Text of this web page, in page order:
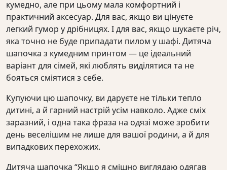
кумедно, але при цьому мала комфортний і
практичний аксесуар. Для вас, якщо ви цінуєте
легкий гумор у дрібницях. І для вас, якщо шукаєте річ,
яка точно не буде припадати пилом у шафі. Дитяча
шапочка з кумедним принтом — це ідеальний
варіант для сімей, які люблять виділятися та не
бояться сміятися з себе.
Купуючи цю шапочку, ви даруєте не тільки тепло
дитині, а й гарний настрій усім навколо. Адже сміх
заразний, і одна така фраза на одязі може зробити
день веселішим не лише для вашої родини, а й для
випадкових перехожих.
Дитяча шапочка “Якщо я смішно виглядаю одягав